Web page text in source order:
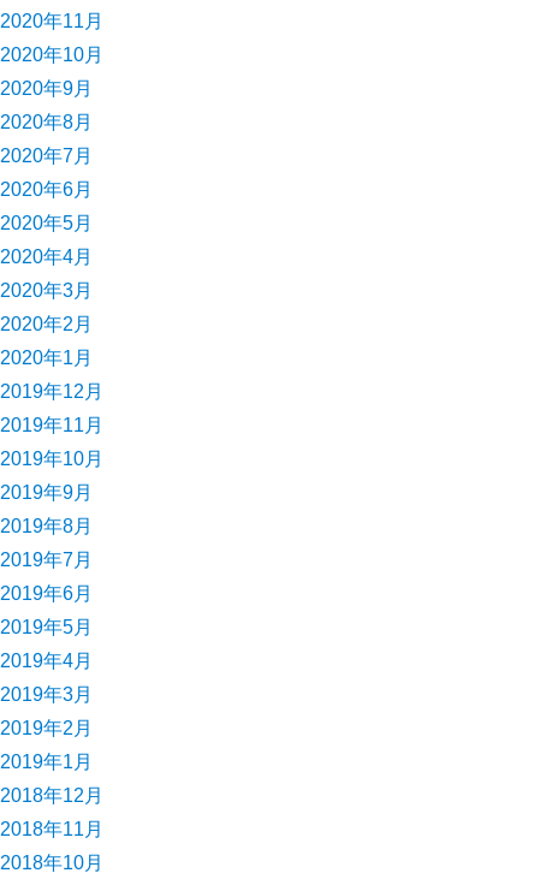
2020年11月
2020年10月
2020年9月
2020年8月
2020年7月
2020年6月
2020年5月
2020年4月
2020年3月
2020年2月
2020年1月
2019年12月
2019年11月
2019年10月
2019年9月
2019年8月
2019年7月
2019年6月
2019年5月
2019年4月
2019年3月
2019年2月
2019年1月
2018年12月
2018年11月
2018年10月